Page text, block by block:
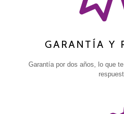
GARANTÍA Y
Garantía por dos años, lo que